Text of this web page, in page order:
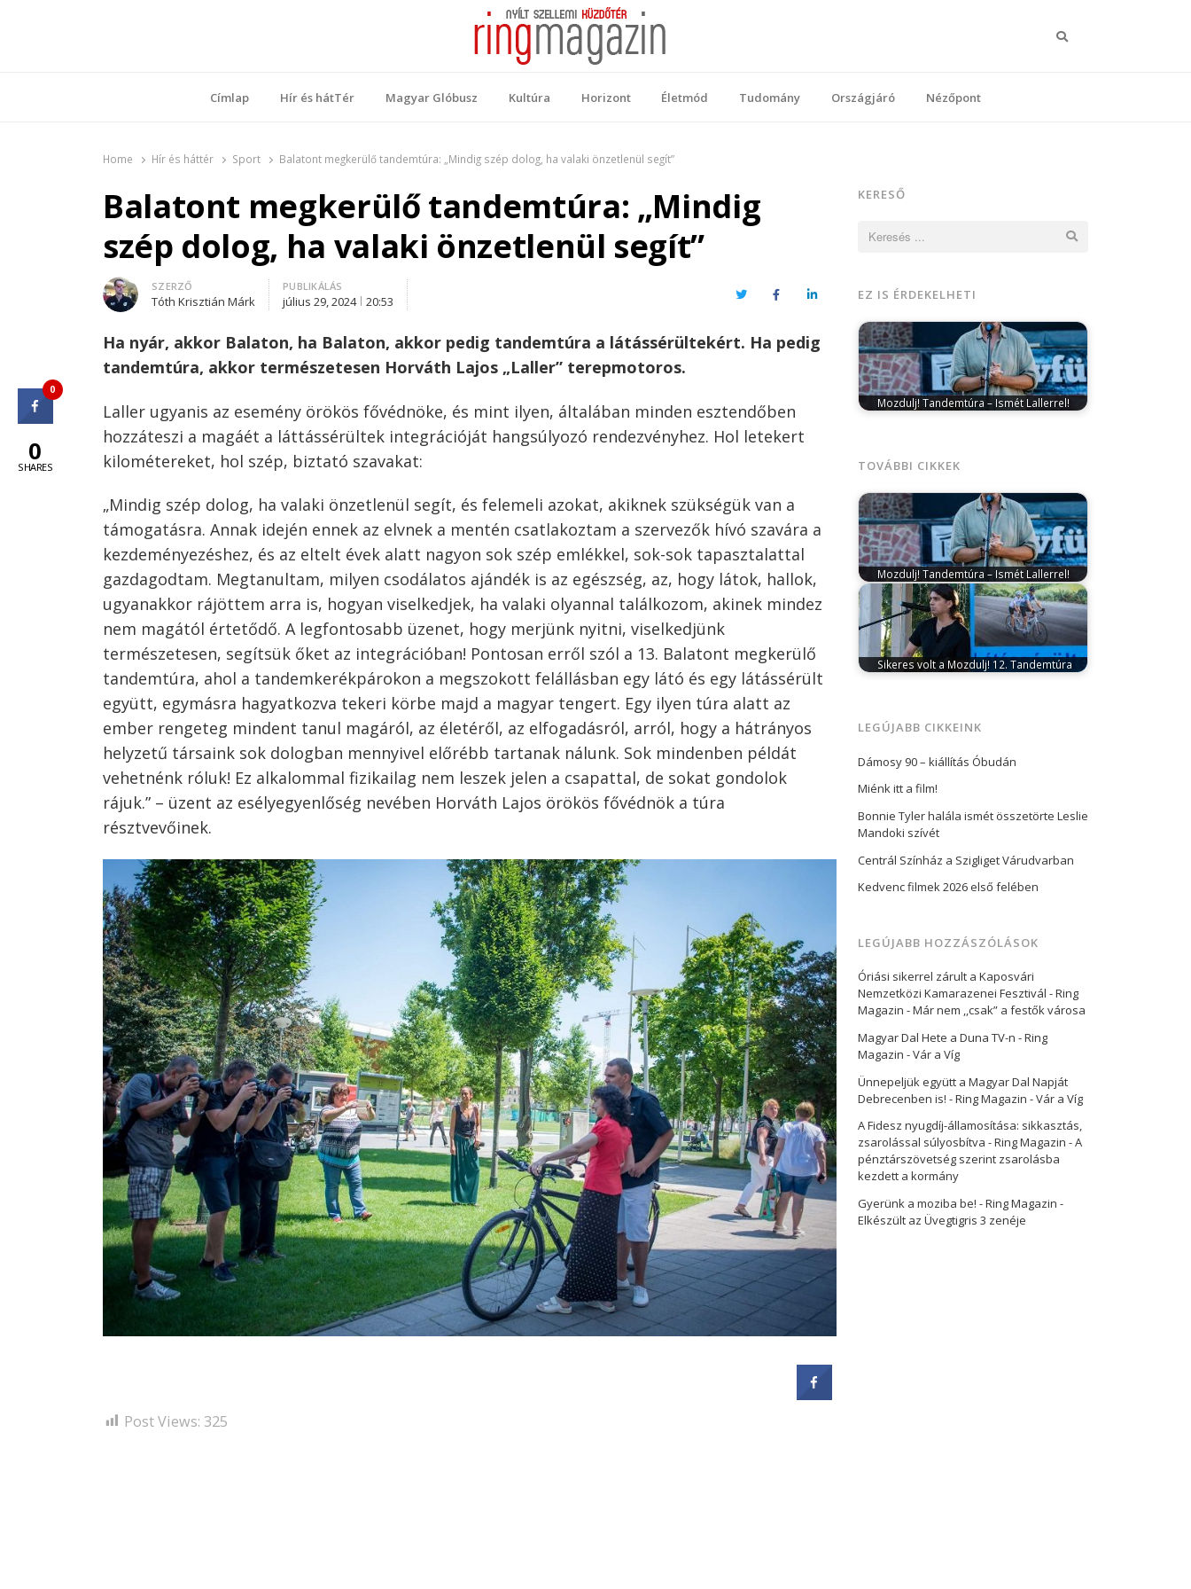
Címlap Hír és hátTér Magyar Glóbusz Kultúra Horizont Életmód Tudomány Országjáró Nézőpont
Home Hír és háttér Sport Balatont megkerülő tandemtúra: „Mindig szép dolog, ha valaki önzetlenül segít”
Balatont megkerülő tandemtúra: „Mindig
szép dolog, ha valaki önzetlenül segít”
Author
SZERZŐ
Tóth Krisztián Márk
PUBLIKÁLÁS
július 29, 2024 20:53 TwitterFacebookLinkedIn
Ha nyár, akkor Balaton, ha Balaton, akkor pedig tandemtúra a látássérültekért. Ha pedig
tandemtúra, akkor természetesen Horváth Lajos „Laller” terepmotoros.
Laller ugyanis az esemény örökös fővédnöke, és mint ilyen, általában minden esztendőben
hozzáteszi a magáét a láttássérültek integrációját hangsúlyozó rendezvényhez. Hol letekert
kilométereket, hol szép, biztató szavakat:
„Mindig szép dolog, ha valaki önzetlenül segít, és felemeli azokat, akiknek szükségük van a
támogatásra. Annak idején ennek az elvnek a mentén csatlakoztam a szervezők hívó szavára a
kezdeményezéshez, és az eltelt évek alatt nagyon sok szép emlékkel, sok-sok tapasztalattal
gazdagodtam. Megtanultam, milyen csodálatos ajándék is az egészség, az, hogy látok, hallok,
ugyanakkor rájöttem arra is, hogyan viselkedjek, ha valaki olyannal találkozom, akinek mindez
nem magától értetődő. A legfontosabb üzenet, hogy merjünk nyitni, viselkedjünk
természetesen, segítsük őket az integrációban! Pontosan erről szól a 13. Balatont megkerülő
tandemtúra, ahol a tandemkerékpárokon a megszokott felállásban egy látó és egy látássérült
együtt, egymásra hagyatkozva tekeri körbe majd a magyar tengert. Egy ilyen túra alatt az
ember rengeteg mindent tanul magáról, az életéről, az elfogadásról, arról, hogy a hátrányos
helyzetű társaink sok dologban mennyivel előrébb tartanak nálunk. Sok mindenben példát
vehetnénk róluk! Ez alkalommal fizikailag nem leszek jelen a csapattal, de sokat gondolok
rájuk.” – üzent az esélyegyenlőség nevében Horváth Lajos örökös fővédnök a túra
résztvevőinek.
Post Views: 325
KERESŐ
EZ IS ÉRDEKELHETI
Mozdulj! Tandemtúra – Ismét Lallerrel!
TOVÁBBI CIKKEK
Mozdulj! Tandemtúra – Ismét Lallerrel!
augusztus 24, 2023Ahogy az az elmúlt
években már megszokottá vált, Horváth
Lajos…
Sikeres volt a Mozdulj! 12. Tandemtúra
LEGÚJABB CIKKEINK
Dámosy 90 – kiállítás Óbudán
Miénk itt a film!
Bonnie Tyler halála ismét összetörte Leslie
Mandoki szívét
Centrál Színház a Szigliget Várudvarban
Kedvenc filmek 2026 első felében
LEGÚJABB HOZZÁSZÓLÁSOK
Óriási sikerrel zárult a Kaposvári
Nemzetközi Kamarazenei Fesztivál - Ring
Magazin -Már nem ,,csak” a festők városa
Magyar Dal Hete a Duna TV-n - Ring
Magazin -Vár a Víg
Ünnepeljük együtt a Magyar Dal Napját
Debrecenben is! - Ring Magazin -Vár a Víg
A Fidesz nyugdíj-államosítása: sikkasztás,
zsarolással súlyosbítva - Ring Magazin -A
pénztárszövetség szerint zsarolásba
kezdett a kormány
Gyerünk a moziba be! - Ring Magazin -
Elkészült az Üvegtigris 3 zenéje
0
0
SHARES